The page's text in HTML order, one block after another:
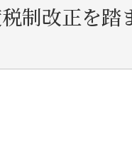
制改正を踏